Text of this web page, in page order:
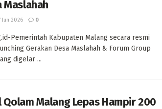
Maslahah
2026 0
Pemerintah Kabupaten Malang secara resmi
Gerakan Desa Maslahah & Forum Group
digelar ...
Malang Lepas Hampir 200